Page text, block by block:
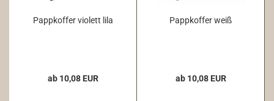
Pappkoffer violett lila
ab 10,08 EUR
Pappkoffer weiß
ab 10,08 EUR